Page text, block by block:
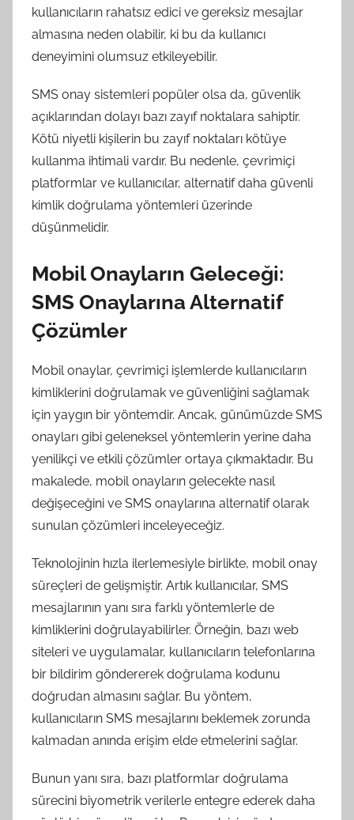
kullanıcıların rahatsız edici ve gereksiz mesajlar
almasına neden olabilir, ki bu da kullanıcı
deneyimini olumsuz etkileyebilir.
SMS onay sistemleri popüler olsa da, güvenlik
açıklarından dolayı bazı zayıf noktalara sahiptir.
Kötü niyetli kişilerin bu zayıf noktaları kötüye
kullanma ihtimali vardır. Bu nedenle, çevrimiçi
platformlar ve kullanıcılar, alternatif daha güvenli
kimlik doğrulama yöntemleri üzerinde
düşünmelidir.
Mobil Onayların Geleceği:
SMS Onaylarına Alternatif
Çözümler
Mobil onaylar, çevrimiçi işlemlerde kullanıcıların
kimliklerini doğrulamak ve güvenliğini sağlamak
için yaygın bir yöntemdir. Ancak, günümüzde SMS
onayları gibi geleneksel yöntemlerin yerine daha
yenilikçi ve etkili çözümler ortaya çıkmaktadır. Bu
makalede, mobil onayların gelecekte nasıl
değişeceğini ve SMS onaylarına alternatif olarak
sunulan çözümleri inceleyeceğiz.
Teknolojinin hızla ilerlemesiyle birlikte, mobil onay
süreçleri de gelişmiştir. Artık kullanıcılar, SMS
mesajlarının yanı sıra farklı yöntemlerle de
kimliklerini doğrulayabilirler. Örneğin, bazı web
siteleri ve uygulamalar, kullanıcıların telefonlarına
bir bildirim göndererek doğrulama kodunu
doğrudan almasını sağlar. Bu yöntem,
kullanıcıların SMS mesajlarını beklemek zorunda
kalmadan anında erişim elde etmelerini sağlar.
Bunun yanı sıra, bazı platformlar doğrulama
sürecini biyometrik verilerle entegre ederek daha